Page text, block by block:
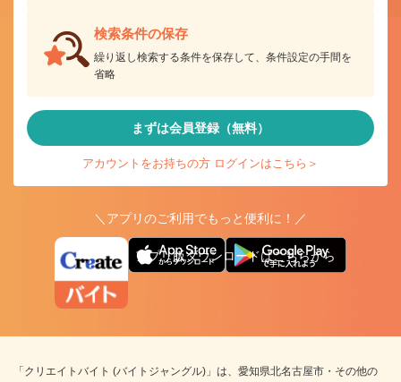
検索条件の保存
繰り返し検索する条件を保存して、条件設定の手間を
省略
まずは会員登録（無料）
アカウントをお持ちの方 ログインはこちら＞
＼アプリのご利用でもっと便利に！／
アプリ版ダウンロードはこちらから
「クリエイトバイト (バイトジャングル)」は、愛知県北名古屋市・その他の